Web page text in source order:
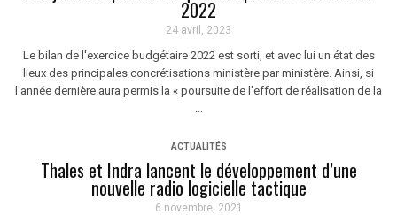
2022
24 avril, 2023
Le bilan de l'exercice budgétaire 2022 est sorti, et avec lui un état des
lieux des principales concrétisations ministère par ministère. Ainsi, si
l'année dernière aura permis la « poursuite de l'effort de réalisation de la
ACTUALITÉS
Thales et Indra lancent le développement d’une
nouvelle radio logicielle tactique
6 novembre, 2021